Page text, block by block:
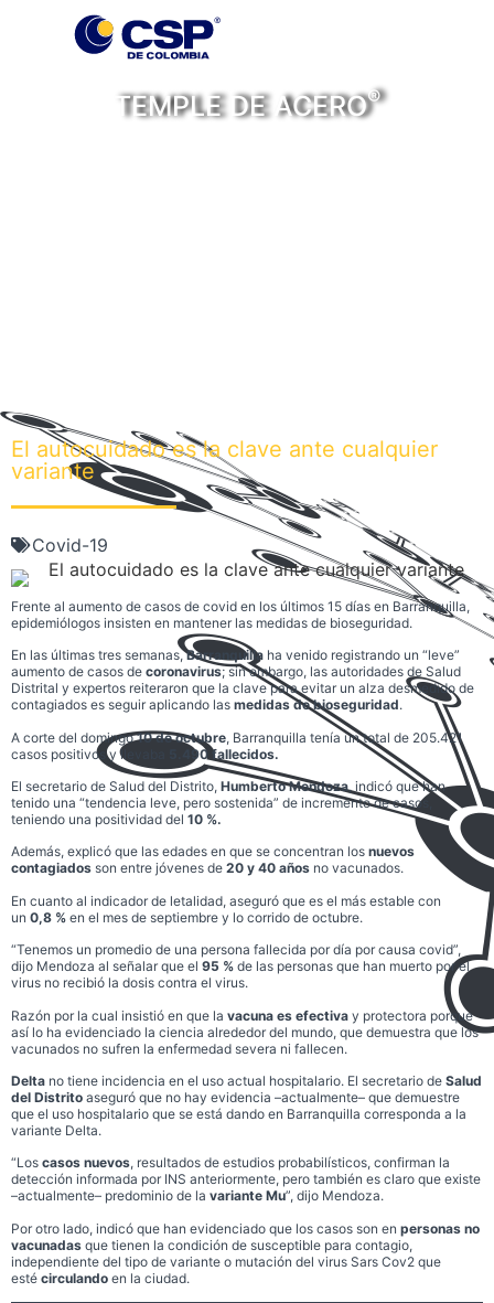
TEMPLE DE ACERO®
El autocuidado es la clave ante cualquier
variante
Covid-19
Frente al aumento de casos de covid en los últimos 15 días en Barranquilla,
epidemiólogos insisten en mantener las medidas de bioseguridad.
En las últimas tres semanas,Barranquilla ha venido registrando un “leve”
aumento de casos de coronavirus; sin embargo, las autoridades de Salud
Distrital y expertos reiteraron que la clave para evitar un alza desmedido de
contagiados es seguir aplicando las medidas de bioseguridad.
A corte del domingo10 de octubre, Barranquilla tenía un total de 205.421
casos positivos y llevaba
5.490 fallecidos.
El secretario de Salud del Distrito, Humberto Mendoza, indicó que han
tenido una “tendencia leve, pero sostenida” de incremento de casos,
teniendo una positividad del 10 %.
Además, explicó que las edades en que se concentran los nuevos
contagiados son entre jóvenes de 20 y 40 años no vacunados.
En cuanto al indicador de letalidad, aseguró que es el más estable con
un 0,8 % en el mes de septiembre y lo corrido de octubre.
“Tenemos un promedio de una persona fallecida por día por causa covid”,
dijo Mendoza al señalar que el 95 % de las personas que han muerto por el
virus no recibió la dosis contra el virus.
Razón por la cual insistió en que la vacuna es efectiva y protectora porque
así lo ha evidenciado la ciencia alrededor del mundo, que demuestra que los
vacunados no sufren la enfermedad severa ni fallecen.
Delta no tiene incidencia en el uso actual hospitalario. El secretario de Salud
del Distrito aseguró que no hay evidencia –actualmente– que demuestre
que el uso hospitalario que se está dando en Barranquilla corresponda a la
variante Delta.
“Los casos nuevos, resultados de estudios probabilísticos, confirman la
detección informada por INS anteriormente, pero también es claro que existe
–actualmente– predominio de la variante Mu”, dijo Mendoza.
Por otro lado, indicó que han evidenciado que los casos son en personas no
vacunadas que tienen la condición de susceptible para contagio,
independiente del tipo de variante o mutación del virus Sars Cov2 que
esté circulando en la ciudad.